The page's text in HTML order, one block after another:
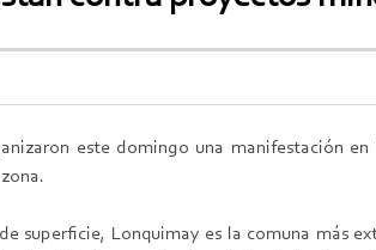
este domingo una manifestación
superficie, Lonquimay es la comuna más